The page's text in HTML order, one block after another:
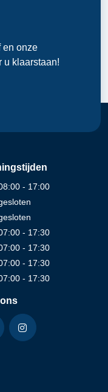
en onze
u klaarstaan!
- 17:00
- 17:30
- 17:30
- 17:30
- 17:30